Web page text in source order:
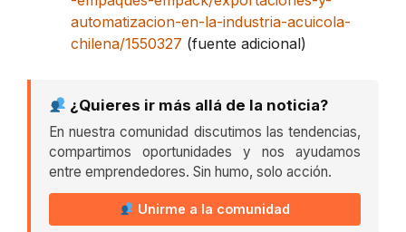
automatizacion-en-la-industria-acuicola-
chilena/1550327 (fuente adicional)
¿Quieres ir más allá de la noticia?
En nuestra comunidad discutimos las tendencias,
compartimos oportunidades y nos ayudamos
entre emprendedores. Sin humo, solo acción.
Unirme a la comunidad